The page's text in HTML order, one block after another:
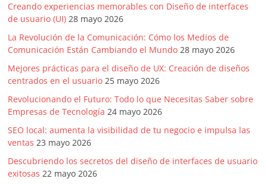
Creando experiencias memorables con Diseño de interfaces
de usuario (UI) 28 mayo 2026
La Revolución de la Comunicación: Cómo los Medios de
Comunicación Están Cambiando el Mundo 28 mayo 2026
Mejores prácticas para el diseño de UX: Creación de diseños
centrados en el usuario 25 mayo 2026
Revolucionando el Futuro: Todo lo que Necesitas Saber sobre
Empresas de Tecnología 24 mayo 2026
SEO local: aumenta la visibilidad de tu negocio e impulsa las
ventas 23 mayo 2026
Descubriendo los secretos del diseño de interfaces de usuario
exitosas 22 mayo 2026